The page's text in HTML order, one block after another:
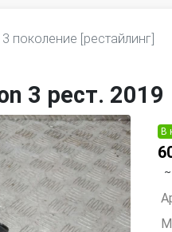
3 поколение [рестайлинг]
3 рест. 2019
В